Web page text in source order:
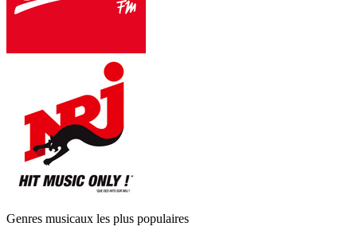
Genres musicaux les plus populaires